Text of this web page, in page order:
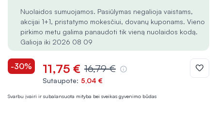
Svarbu įvairi ir subalansuota mityba bei sveikas gyvenimo būdas
Nuolaidos sumuojamos. Pasiūlymas negalioja vaistams,
akcijai 1+1, pristatymo mokesčiui, dovanų kuponams. Vieno
pirkimo metu galima panaudoti tik vieną nuolaidos kodą.
Galioja iki 2026 08 09
-30% 11,75 € 16,79 €
Sutaupote: 5,04 €